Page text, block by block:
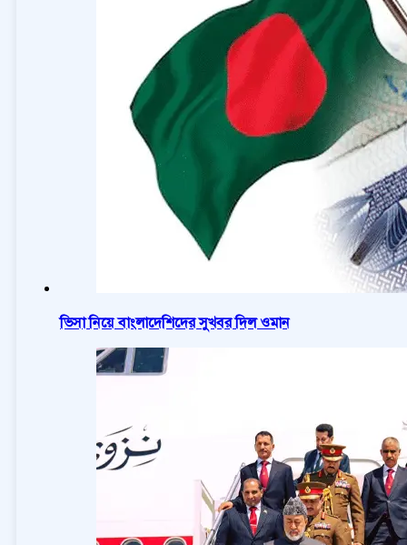
ভিসা নিয়ে বাংলাদেশিদের সুখবর দিল ওমান